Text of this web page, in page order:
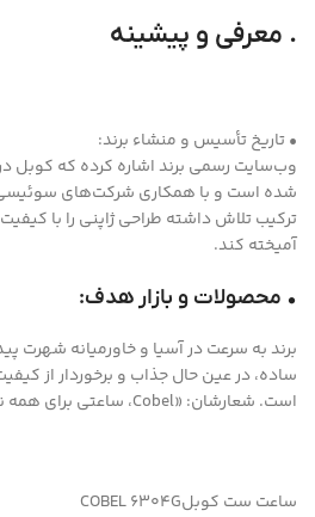
. معرفی و پیشینه
• تاریخ تأسیس و منشاء برند:
شده است و با همکاری شرکت‌های
ترکیب تلاش داشته طراحی ژاپنی را با
آمیخته کند.
• محصولات و بازار هدف:
برند به سرعت در آسیا و خاورمیانه شهرت
ساده، در عین حال جذاب و برخوردار از
است. شعارشان: «Cobel، ساعتی برای همه نسل‌ها»
ساعت ست کوبلCOBEL 6304G